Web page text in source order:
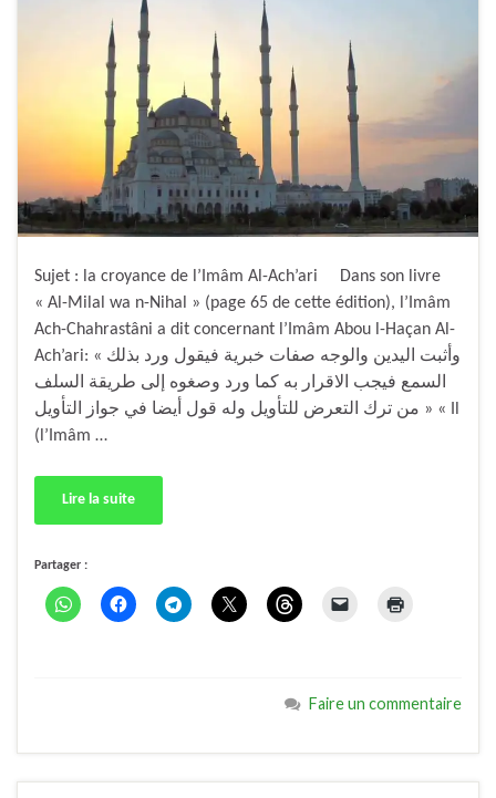
Sujet : la croyance de l’Imâm Al-Ach’ari Dans son livre
« Al-Milal wa n-Nihal » (page 65 de cette édition), l’Imâm
Ach-Chahrastâni a dit concernant l’Imâm Abou l-Haçan Al-
Ach’ari: « وأثبت اليدين والوجه صفات خبرية فيقول ورد بذلك
السمع فيجب الاقرار به كما ورد وصغوه إلى طريقة السلف
من ترك التعرض للتأويل وله قول أيضا في جواز التأويل » « Il
(l’Imâm …
Lire la suite
Partager :
Faire un commentaire